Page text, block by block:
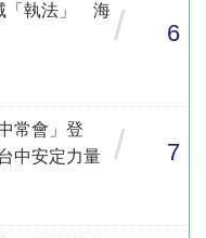
「執法」 海 / 6
常會」登
中安定力量
/ 7